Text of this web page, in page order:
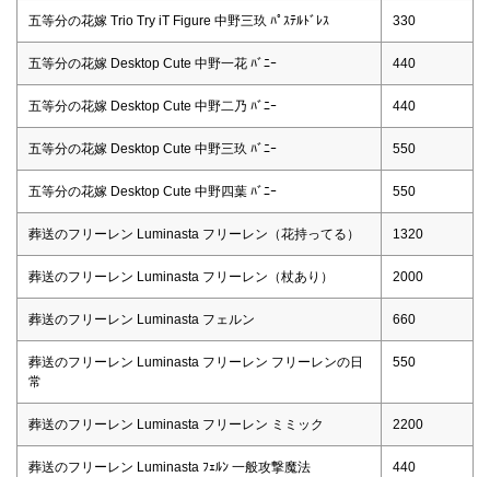
五等分の花嫁 Trio Try iT Figure 中野三玖 ﾊﾟｽﾃﾙﾄﾞﾚｽ 330
五等分の花嫁 Desktop Cute 中野一花 ﾊﾞﾆｰ 440
五等分の花嫁 Desktop Cute 中野二乃 ﾊﾞﾆｰ 440
五等分の花嫁 Desktop Cute 中野三玖 ﾊﾞﾆｰ 550
五等分の花嫁 Desktop Cute 中野四葉 ﾊﾞﾆｰ 550
葬送のフリーレン Luminasta フリーレン（花持ってる） 1320
葬送のフリーレン Luminasta フリーレン（杖あり） 2000
葬送のフリーレン Luminasta フェルン 660
葬送のフリーレン Luminasta フリーレン フリーレンの日
常
550
葬送のフリーレン Luminasta フリーレン ミミック 2200
葬送のフリーレン Luminasta ﾌｪﾙﾝ 一般攻撃魔法 440